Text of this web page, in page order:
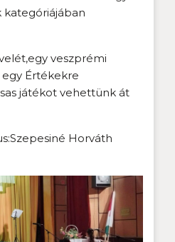
kategóriájában
veszprémi
Értékekre
játékot vehettünk át
Horváth